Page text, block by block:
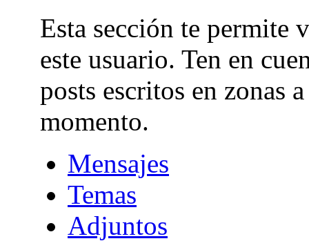
Esta sección te permite
este usuario. Ten en
posts escritos en zonas
momento.
Mensajes
Temas
Adjuntos